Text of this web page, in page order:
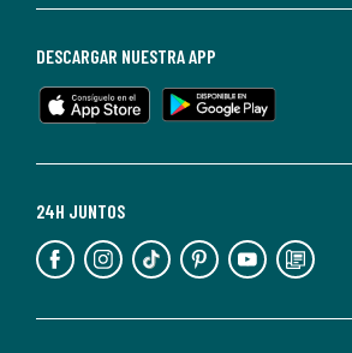
de
en
Para
24H JUNTOS
DESCARGAR NUESTRA APP